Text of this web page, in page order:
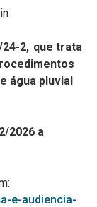
24-2, que trata
água pluvial
2026 a
e-audiencia-